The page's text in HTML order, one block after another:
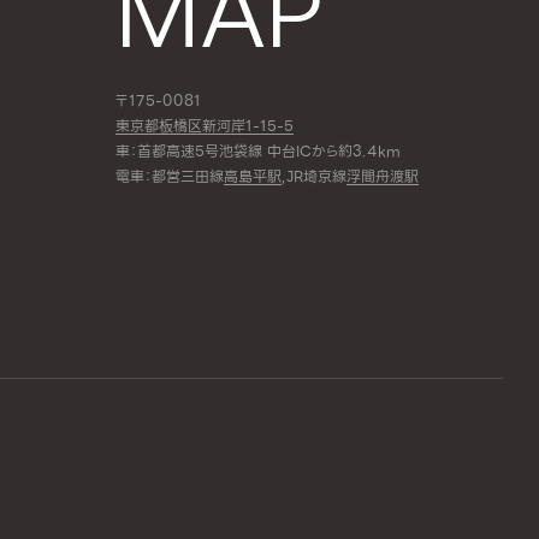
〒175-0081
東京都板橋区新河岸1-15-5
車：首都高速5号池袋線 中台ICから約3.4km
電車：都営三田線高島平駅,JR埼京線浮間舟渡駅